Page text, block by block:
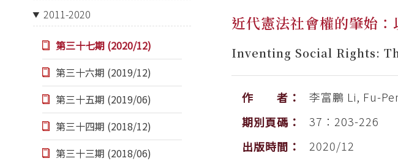
2011-2020
第三十七期 (2020/12)
第三十六期 (2019/12)
第三十五期 (2019/06)
第三十四期 (2018/12)
第三十三期 (2018/06)
近代憲法社會權的肇始
Inventing Social Rights:
作 者： 李富鵬 Li, Fu-
期別頁碼：
37：203-226
出版時間：
2020/12